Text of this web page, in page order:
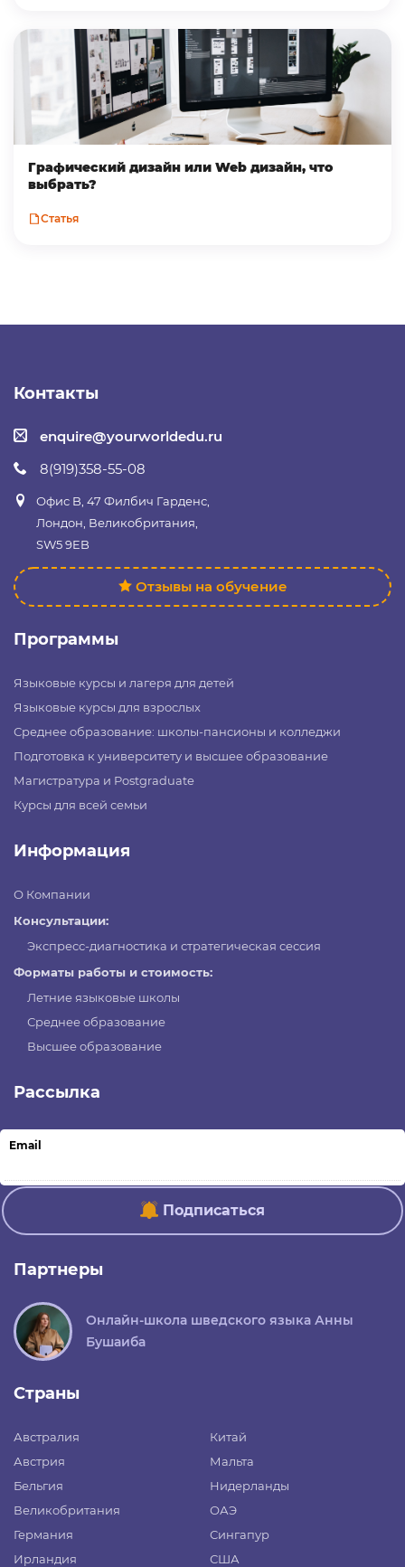
Графический дизайн или Web дизайн, что
выбрать?
Статья
Контакты
enquire@yourworldedu.ru
8(919)358-55-08
Офис B, 47 Филбич Гарденс,
Лондон, Великобритания,
SW5 9EB
Отзывы на обучение
Программы
Языковые курсы и лагеря для детей
Языковые курсы для взрослых
Среднее образование: школы-пансионы и колледжи
Подготовка к университету и высшее образование
Магистратура и Postgraduate
Курсы для всей семьи
Информация
О Компании
Консультации:
Экспресс-диагностика и стратегическая сессия
Форматы работы и стоимость:
Летние языковые школы
Среднее образование
Высшее образование
Рассылка
Email
Подписаться
Партнеры
Онлайн-школа шведского языка Анны
Бушаиба
Страны
Австралия
Австрия
Бельгия
Великобритания
Германия
Ирландия
Китай
Мальта
Нидерланды
ОАЭ
Сингапур
США